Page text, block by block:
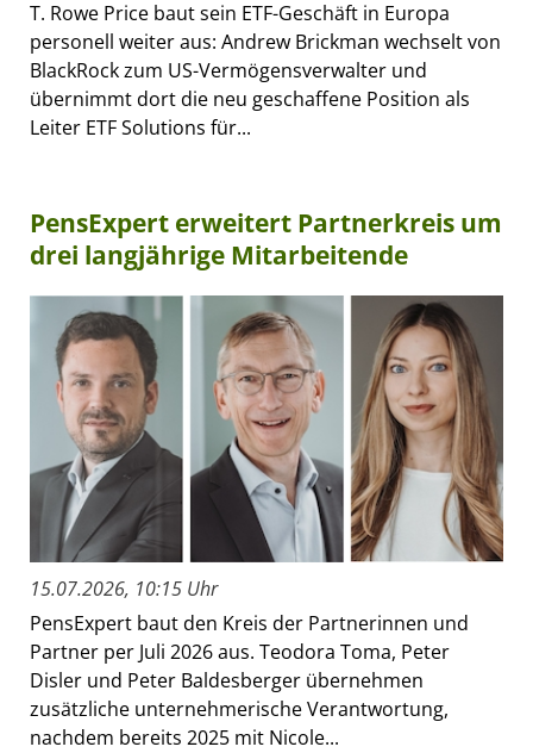
T. Rowe Price baut sein ETF-Geschäft in Europa
personell weiter aus: Andrew Brickman wechselt von
BlackRock zum US-Vermögensverwalter und
übernimmt dort die neu geschaffene Position als
Leiter ETF Solutions für...
PensExpert erweitert Partnerkreis um
drei langjährige Mitarbeitende
15.07.2026, 10:15 Uhr
PensExpert baut den Kreis der Partnerinnen und
Partner per Juli 2026 aus. Teodora Toma, Peter
Disler und Peter Baldesberger übernehmen
zusätzliche unternehmerische Verantwortung,
nachdem bereits 2025 mit Nicole...